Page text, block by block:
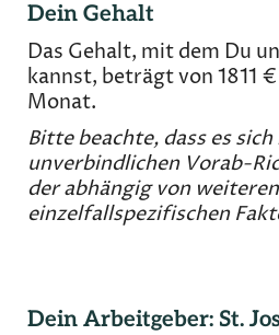
Dein Gehalt
Das Gehalt, mit dem Du
kannst, beträgt von 1811
Monat.
Bitte beachte, dass es
unverbindlichen Vorab-
der abhängig von weiteren
einzelfallspezifischen
Dein Arbeitgeber: St.